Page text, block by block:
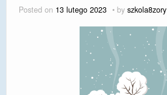
DLA RODZICÓW I UCZNIÓW
DLA PRACOWNIKÓW
Posted on 13 lutego 2023 by szkola8zory